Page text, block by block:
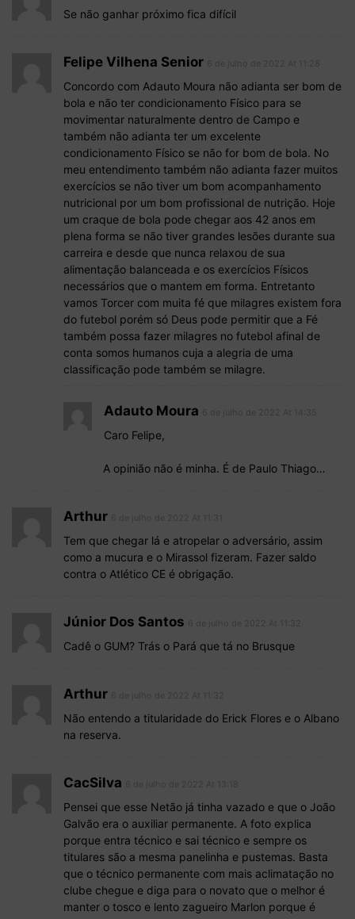
Se não ganhar próximo fica difícil
Felipe Vilhena Senior
Concordo com Adauto Moura não adianta ser bom de
bola e não ter condicionamento Físico para se
movimentar naturalmente dentro de Campo e
também não adianta ter um excelente
condicionamento Físico se não for bom de bola. No
meu entendimento também não adianta fazer muitos
exercícios se não tiver um bom acompanhamento
nutricional por um bom profissional de nutrição. Hoje
um craque de bola pode chegar aos 42 anos em
plena forma se não tiver grandes lesões durante sua
carreira e desde que nunca relaxou de sua
alimentação balanceada e os exercícios Físicos
necessários que o mantem em forma. Entretanto
vamos Torcer com muita fé que milagres existem fora
do futebol porém só Deus pode permitir que a Fé
também possa fazer milagres no futebol afinal de
conta somos humanos cuja a alegria de uma
classificação pode também se milagre.
Adauto Moura
Caro Felipe,
A opinião não é minha. É de Paulo Thiago…
Arthur
Tem que chegar lá e atropelar o adversário, assim
como a mucura e o Mirassol fizeram. Fazer saldo
contra o Atlético CE é obrigação.
Júnior Dos Santos
Cadê o GUM? Trás o Pará que tá no Brusque
Arthur
Não entendo a titularidade do Erick Flores e o Albano
na reserva.
CacSilva
Pensei que esse Netão já tinha vazado e que o João
Galvão era o auxiliar permanente. A foto explica
porque entra técnico e sai técnico e sempre os
titulares são a mesma panelinha e pustemas. Basta
que o técnico permanente com mais aclimatação no
clube chegue e diga para o novato que o melhor é
manter o tosco e lento zagueiro Marlon porque é